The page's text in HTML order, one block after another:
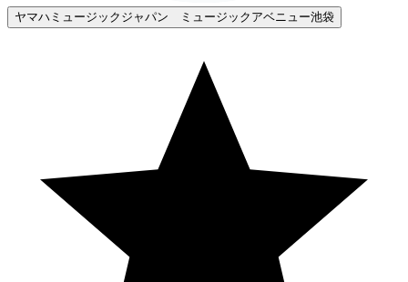
ヤマハミュージックジャパン ミュージックアベニュー池袋